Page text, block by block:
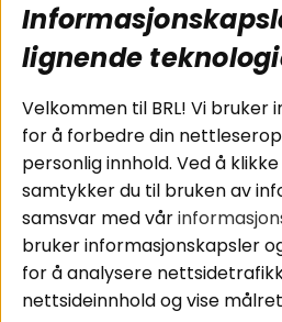
Koblingsguide for
subwoofers
Tilkobling av
bilforsterker
Koblingsguide for
midbasser
Butikker
Våre ambassadører
- Team BRL
lignende
Velkommen til BRL! Vi bruker
for å forbedre din
personlig innhold. Ved å
samtykker du til bruken av
samsvar med vår
bruker informasjonskapsler
for å analysere
nettsideinnhold og vise